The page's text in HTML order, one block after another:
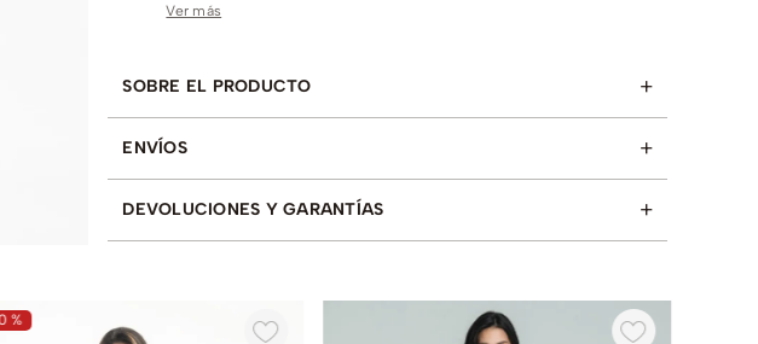
Ver más
SOBRE EL PRODUCTO +
ENVÍOS +
DEVOLUCIONES Y GARANTÍAS
+
%